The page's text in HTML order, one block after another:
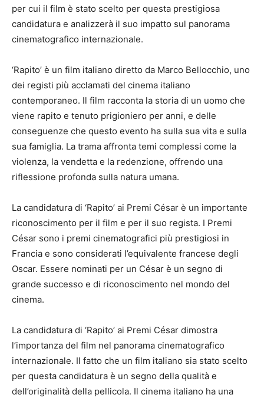
per cui il film è stato scelto per questa prestigiosa
candidatura e analizzerà il suo impatto sul panorama
cinematografico internazionale.
‘Rapito’ è un film italiano diretto da Marco Bellocchio, uno
dei registi più acclamati del cinema italiano
contemporaneo. Il film racconta la storia di un uomo che
viene rapito e tenuto prigioniero per anni, e delle
conseguenze che questo evento ha sulla sua vita e sulla
sua famiglia. La trama affronta temi complessi come la
violenza, la vendetta e la redenzione, offrendo una
riflessione profonda sulla natura umana.
La candidatura di ‘Rapito’ ai Premi César è un importante
riconoscimento per il film e per il suo regista. I Premi
César sono i premi cinematografici più prestigiosi in
Francia e sono considerati l’equivalente francese degli
Oscar. Essere nominati per un César è un segno di
grande successo e di riconoscimento nel mondo del
cinema.
La candidatura di ‘Rapito’ ai Premi César dimostra
l’importanza del film nel panorama cinematografico
internazionale. Il fatto che un film italiano sia stato scelto
per questa candidatura è un segno della qualità e
dell’originalità della pellicola. Il cinema italiano ha una